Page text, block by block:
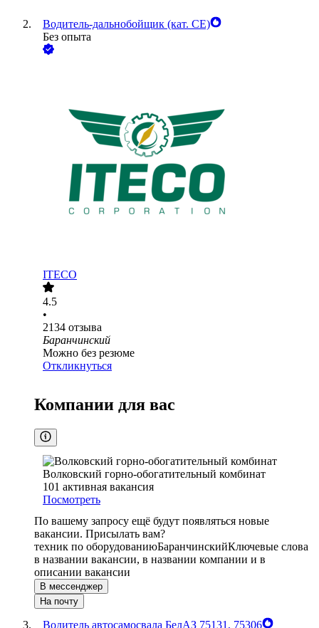
Водитель-дальнобойщик (кат. CE)
Без опыта
ITECO
4.5
•
2134 отзыва
Баранчинский
Можно без резюме
Откликнуться
Компании для вас
Волковский горно-обогатительный комбинат
101 активная вакансия
Посмотреть
По вашему запросу ещё будут появляться новые
вакансии. Присылать вам?
техник по оборудованиюБаранчинскийКлючевые слова
в названии вакансии, в названии компании и в
описании вакансии
В мессенджер
На почту
Водитель автосамосвала БелАЗ 75131, 75306